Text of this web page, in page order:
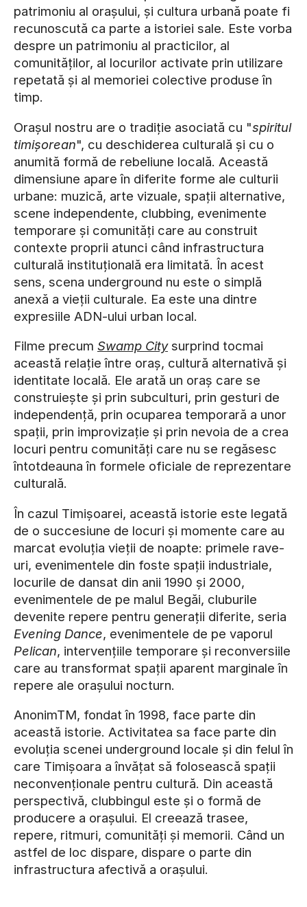
patrimoniu al orașului, și cultura urbană poate fi
recunoscută ca parte a istoriei sale. Este vorba
despre un patrimoniu al practicilor, al
comunităților, al locurilor activate prin utilizare
repetată și al memoriei colective produse în
timp.
Orașul nostru are o tradiție asociată cu "spiritul
timișorean", cu deschiderea culturală și cu o
anumită formă de rebeliune locală. Această
dimensiune apare în diferite forme ale culturii
urbane: muzică, arte vizuale, spații alternative,
scene independente, clubbing, evenimente
temporare și comunități care au construit
contexte proprii atunci când infrastructura
culturală instituțională era limitată. În acest
sens, scena underground nu este o simplă
anexă a vieții culturale. Ea este una dintre
expresiile ADN-ului urban local.
Filme precum Swamp Citysurprind tocmai
această relație între oraș, cultură alternativă și
identitate locală. Ele arată un oraș care se
construiește și prin subculturi, prin gesturi de
independență, prin ocuparea temporară a unor
spații, prin improvizație și prin nevoia de a crea
locuri pentru comunități care nu se regăsesc
întotdeauna în formele oficiale de reprezentare
culturală.
În cazul Timișoarei, această istorie este legată
de o succesiune de locuri și momente care au
marcat evoluția vieții de noapte: primele rave-
uri, evenimentele din foste spații industriale,
locurile de dansat din anii 1990 și 2000,
evenimentele de pe malul Begăi, cluburile
devenite repere pentru generații diferite, seria
Evening Dance, evenimentele de pe vaporul
Pelican, intervențiile temporare și reconversiile
care au transformat spații aparent marginale în
repere ale orașului nocturn.
AnonimTM, fondat în 1998, face parte din
această istorie. Activitatea sa face parte din
evoluția scenei underground locale și din felul în
care Timișoara a învățat să folosească spații
neconvenționale pentru cultură. Din această
perspectivă, clubbingul este și o formă de
producere a orașului. El creează trasee,
repere, ritmuri, comunități și memorii. Când un
astfel de loc dispare, dispare o parte din
infrastructura afectivă a orașului.